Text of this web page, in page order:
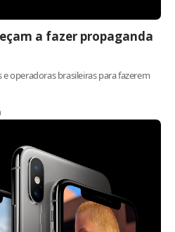
a fazer propaganda
operadoras brasileiras para fazerem